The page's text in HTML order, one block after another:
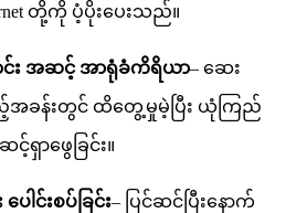
တို့ကို ပံ့ပိုးပေးသည်။
င်း အဆင့် အာရုံခံကိရိယာ– ဆေး
န်းတွင် ထိတွေ့မှုမဲ့ပြီး ယုံကြည်
ရှာဖွေခြင်း။
ေါင်းစပ်ခြင်း– ပြင်ဆင်ပြီးနောက်